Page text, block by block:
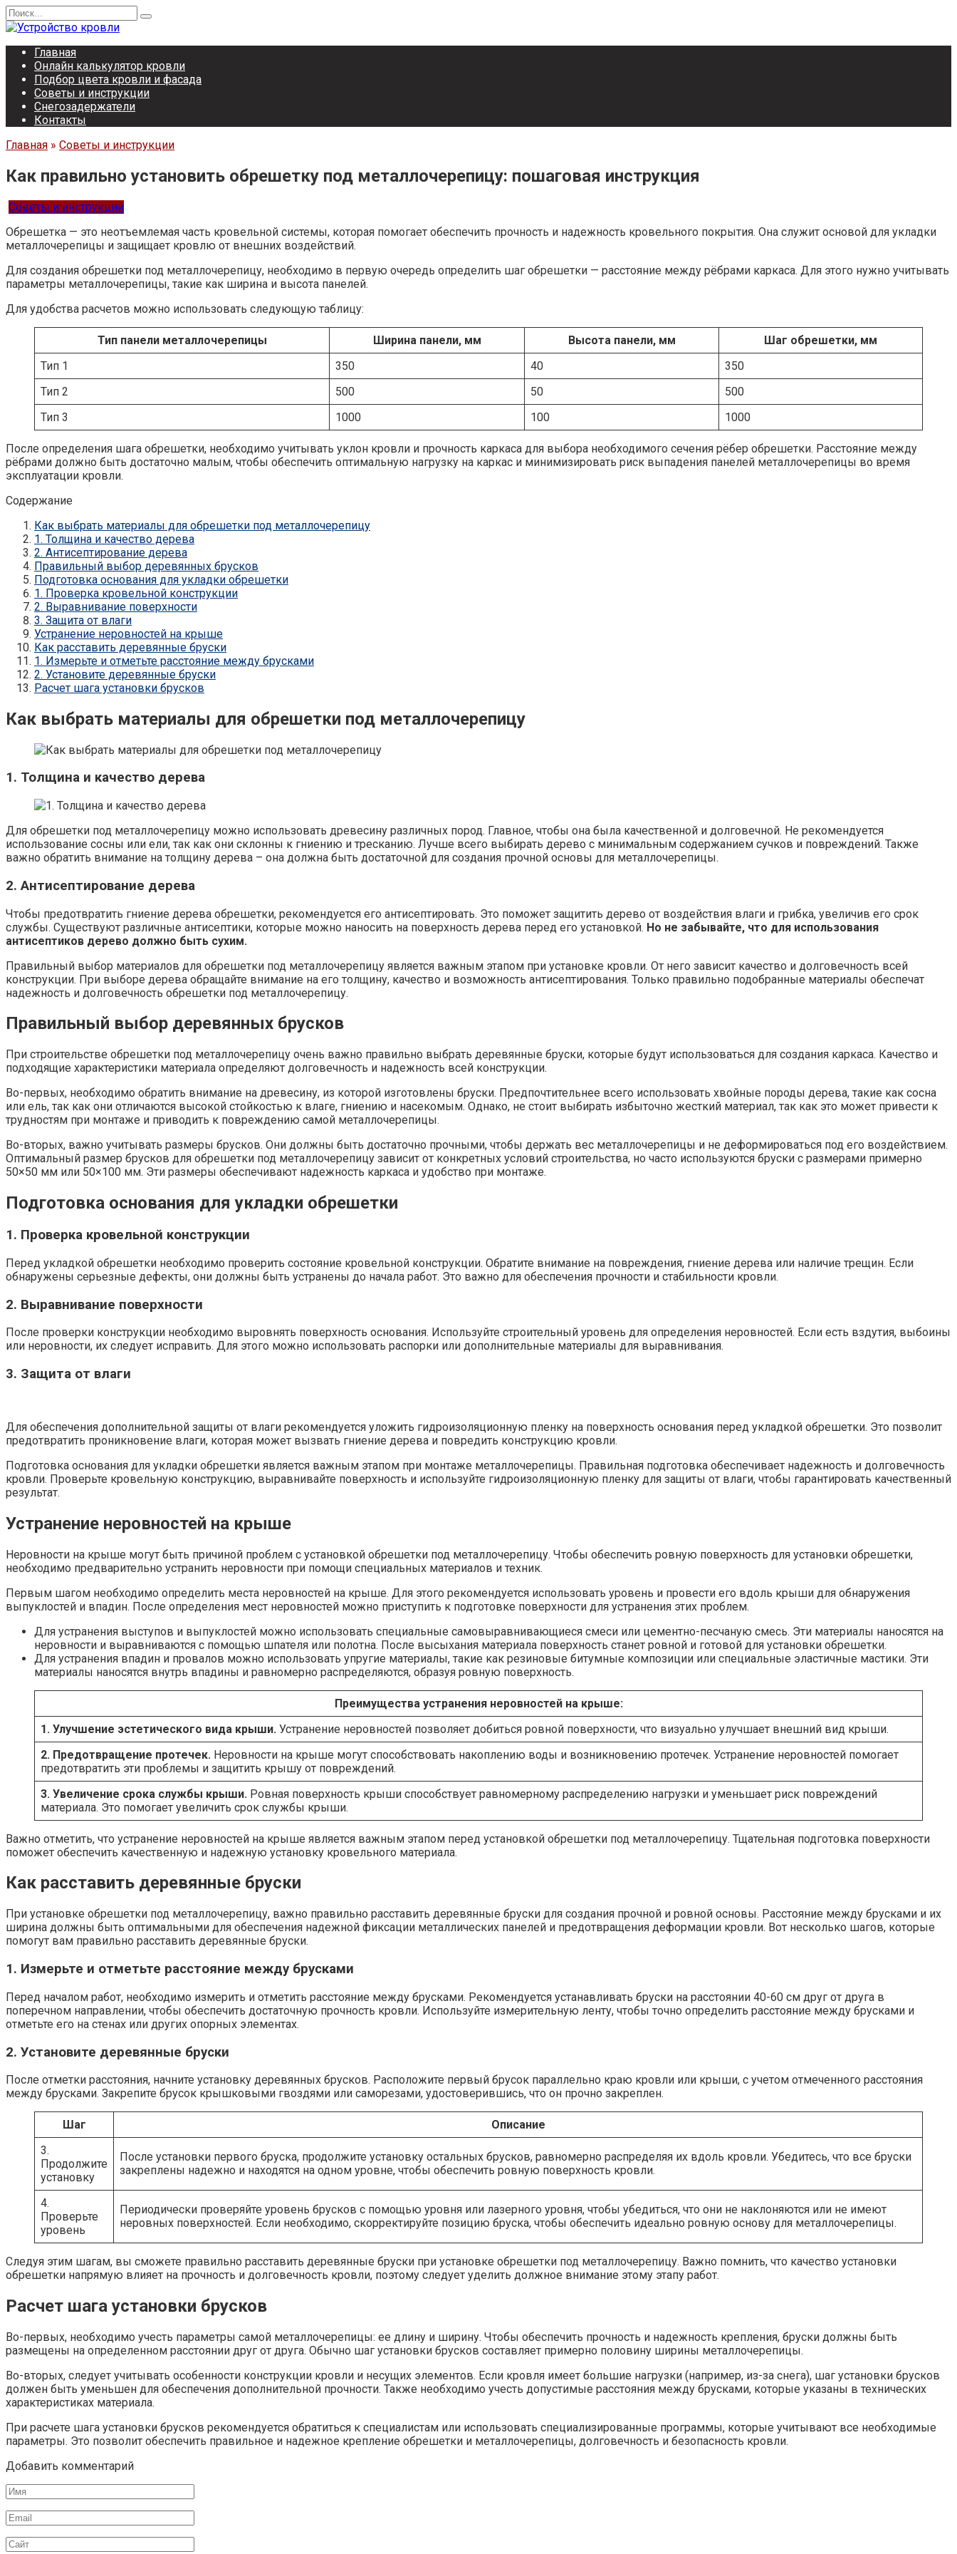
Перейти
к
Search
for:
Главная
Онлайн калькулятор кровли
Подбор цвета кровли и фасада
Советы и инструкции
Снегозадержатели
Контакты
Главная » Советы и инструкции
Как правильно установить обрешетку под металлочерепицу: пошаговая инструкция
Советы и инструкции
Обрешетка — это неотъемлемая часть кровельной системы, которая помогает обеспечить прочность и надежность кровельного покрытия. Она служит основой для укладки
металлочерепицы и защищает кровлю от внешних воздействий.
Для создания обрешетки под металлочерепицу, необходимо в первую очередь определить шаг обрешетки — расстояние между рёбрами каркаса. Для этого нужно учитывать
параметры металлочерепицы, такие как ширина и высота панелей.
Для удобства расчетов можно использовать следующую таблицу:
Тип панели металлочерепицы Ширина панели, мм Высота панели, мм
Шаг обрешетки, мм
Тип 1
350 40
350
Тип 2
500 50
500
Тип 3
1000 100 1000
После определения шага обрешетки, необходимо учитывать уклон кровли и прочность каркаса для выбора необходимого сечения рёбер обрешетки. Расстояние между
рёбрами должно быть достаточно малым, чтобы обеспечить оптимальную нагрузку на каркас и минимизировать риск выпадения панелей металлочерепицы во время
эксплуатации кровли.
Содержание
Как выбрать материалы для обрешетки под металлочерепицу
1. Толщина и качество дерева
2. Антисептирование дерева
Правильный выбор деревянных брусков
Подготовка основания для укладки обрешетки
1. Проверка кровельной конструкции
2. Выравнивание поверхности
3. Защита от влаги
Устранение неровностей на крыше
Как расставить деревянные бруски
1. Измерьте и отметьте расстояние между брусками
2. Установите деревянные бруски
Расчет шага установки брусков
Как выбрать материалы для обрешетки под металлочерепицу
1. Толщина и качество дерева
Для обрешетки под металлочерепицу можно использовать древесину различных пород. Главное, чтобы она была качественной и долговечной. Не рекомендуется
использование сосны или ели, так как они склонны к гниению и тресканию. Лучше всего выбирать дерево с минимальным содержанием сучков и повреждений. Также
важно обратить внимание на толщину дерева – она должна быть достаточной для создания прочной основы для металлочерепицы.
2. Антисептирование дерева
Чтобы предотвратить гниение дерева обрешетки, рекомендуется его антисептировать. Это поможет защитить дерево от воздействия влаги и грибка, увеличив его срок
службы. Существуют различные антисептики, которые можно наносить на поверхность дерева перед его установкой. Но не забывайте, что для использования
антисептиков дерево должно быть сухим.
Правильный выбор материалов для обрешетки под металлочерепицу является важным этапом при установке кровли. От него зависит качество и долговечность всей
конструкции. При выборе дерева обращайте внимание на его толщину, качество и возможность антисептирования. Только правильно подобранные материалы обеспечат
надежность и долговечность обрешетки под металлочерепицу.
Правильный выбор деревянных брусков
При строительстве обрешетки под металлочерепицу очень важно правильно выбрать деревянные бруски, которые будут использоваться для создания каркаса. Качество и
подходящие характеристики материала определяют долговечность и надежность всей конструкции.
Во-первых, необходимо обратить внимание на древесину, из которой изготовлены бруски. Предпочтительнее всего использовать хвойные породы дерева, такие как сосна
или ель, так как они отличаются высокой стойкостью к влаге, гниению и насекомым. Однако, не стоит выбирать избыточно жесткий материал, так как это может привести к
трудностям при монтаже и приводить к повреждению самой металлочерепицы.
Во-вторых, важно учитывать размеры брусков. Они должны быть достаточно прочными, чтобы держать вес металлочерепицы и не деформироваться под его воздействием.
Оптимальный размер брусков для обрешетки под металлочерепицу зависит от конкретных условий строительства, но часто используются бруски с размерами примерно
50×50 мм или 50×100 мм. Эти размеры обеспечивают надежность каркаса и удобство при монтаже.
Подготовка основания для укладки обрешетки
1. Проверка кровельной конструкции
Перед укладкой обрешетки необходимо проверить состояние кровельной конструкции. Обратите внимание на повреждения, гниение дерева или наличие трещин. Если
обнаружены серьезные дефекты, они должны быть устранены до начала работ. Это важно для обеспечения прочности и стабильности кровли.
2. Выравнивание поверхности
После проверки конструкции необходимо выровнять поверхность основания. Используйте строительный уровень для определения неровностей. Если есть вздутия, выбоины
или неровности, их следует исправить. Для этого можно использовать распорки или дополнительные материалы для выравнивания.
3. Защита от влаги
Для обеспечения дополнительной защиты от влаги рекомендуется уложить гидроизоляционную пленку на поверхность основания перед укладкой обрешетки. Это позволит
предотвратить проникновение влаги, которая может вызвать гниение дерева и повредить конструкцию кровли.
Подготовка основания для укладки обрешетки является важным этапом при монтаже металлочерепицы. Правильная подготовка обеспечивает надежность и долговечность
кровли. Проверьте кровельную конструкцию, выравнивайте поверхность и используйте гидроизоляционную пленку для защиты от влаги, чтобы гарантировать качественный
результат.
Устранение неровностей на крыше
Неровности на крыше могут быть причиной проблем с установкой обрешетки под металлочерепицу. Чтобы обеспечить ровную поверхность для установки обрешетки,
необходимо предварительно устранить неровности при помощи специальных материалов и техник.
Первым шагом необходимо определить места неровностей на крыше. Для этого рекомендуется использовать уровень и провести его вдоль крыши для обнаружения
выпуклостей и впадин. После определения мест неровностей можно приступить к подготовке поверхности для устранения этих проблем.
Для устранения выступов и выпуклостей можно использовать специальные самовыравнивающиеся смеси или цементно-песчаную смесь. Эти материалы наносятся на
неровности и выравниваются с помощью шпателя или полотна. После высыхания материала поверхность станет ровной и готовой для установки обрешетки.
Для устранения впадин и провалов можно использовать упругие материалы, такие как резиновые битумные композиции или специальные эластичные мастики. Эти
материалы наносятся внутрь впадины и равномерно распределяются, образуя ровную поверхность.
Преимущества устранения неровностей на крыше:
1. Улучшение эстетического вида крыши. Устранение неровностей позволяет добиться ровной поверхности, что визуально улучшает внешний вид крыши.
2. Предотвращение протечек. Неровности на крыше могут способствовать накоплению воды и возникновению протечек. Устранение неровностей помогает
предотвратить эти проблемы и защитить крышу от повреждений.
3. Увеличение срока службы крыши. Ровная поверхность крыши способствует равномерному распределению нагрузки и уменьшает риск повреждений
материала. Это помогает увеличить срок службы крыши.
Важно отметить, что устранение неровностей на крыше является важным этапом перед установкой обрешетки под металлочерепицу. Тщательная подготовка поверхности
поможет обеспечить качественную и надежную установку кровельного материала.
Как расставить деревянные бруски
При установке обрешетки под металлочерепицу, важно правильно расставить деревянные бруски для создания прочной и ровной основы. Расстояние между брусками и их
ширина должны быть оптимальными для обеспечения надежной фиксации металлических панелей и предотвращения деформации кровли. Вот несколько шагов, которые
помогут вам правильно расставить деревянные бруски.
1. Измерьте и отметьте расстояние между брусками
Перед началом работ, необходимо измерить и отметить расстояние между брусками. Рекомендуется устанавливать бруски на расстоянии 40-60 см друг от друга в
поперечном направлении, чтобы обеспечить достаточную прочность кровли. Используйте измерительную ленту, чтобы точно определить расстояние между брусками и
отметьте его на стенах или других опорных элементах.
2. Установите деревянные бруски
После отметки расстояния, начните установку деревянных брусков. Расположите первый брусок параллельно краю кровли или крыши, с учетом отмеченного расстояния
между брусками. Закрепите брусок крышковыми гвоздями или саморезами, удостоверившись, что он прочно закреплен.
Шаг
Описание
3.
Продолжите
установку
После установки первого бруска, продолжите установку остальных брусков, равномерно распределяя их вдоль кровли. Убедитесь, что все бруски
закреплены надежно и находятся на одном уровне, чтобы обеспечить ровную поверхность кровли.
4.
Проверьте
уровень
Периодически проверяйте уровень брусков с помощью уровня или лазерного уровня, чтобы убедиться, что они не наклоняются или не имеют
неровных поверхностей. Если необходимо, скорректируйте позицию бруска, чтобы обеспечить идеально ровную основу для металлочерепицы.
Следуя этим шагам, вы сможете правильно расставить деревянные бруски при установке обрешетки под металлочерепицу. Важно помнить, что качество установки
обрешетки напрямую влияет на прочность и долговечность кровли, поэтому следует уделить должное внимание этому этапу работ.
Расчет шага установки брусков
Во-первых, необходимо учесть параметры самой металлочерепицы: ее длину и ширину. Чтобы обеспечить прочность и надежность крепления, бруски должны быть
размещены на определенном расстоянии друг от друга. Обычно шаг установки брусков составляет примерно половину ширины металлочерепицы.
Во-вторых, следует учитывать особенности конструкции кровли и несущих элементов. Если кровля имеет большие нагрузки (например, из-за снега), шаг установки брусков
должен быть уменьшен для обеспечения дополнительной прочности. Также необходимо учесть допустимые расстояния между брусками, которые указаны в технических
характеристиках материала.
При расчете шага установки брусков рекомендуется обратиться к специалистам или использовать специализированные программы, которые учитывают все необходимые
параметры. Это позволит обеспечить правильное и надежное крепление обрешетки и металлочерепицы, долговечность и безопасность кровли.
Добавить комментарий
Имя
Email
Сайт